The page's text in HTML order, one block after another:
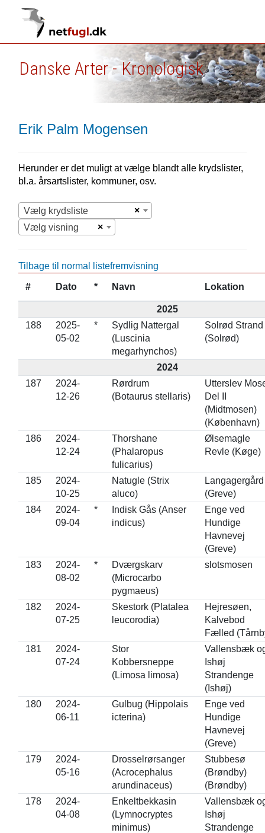
Danske Arter - Kronologisk
Erik Palm Mogensen
Herunder er det muligt at vælge blandt alle krydslister,
bl.a. årsartslister, kommuner, osv.
×
Vælg krydsliste
×
Vælg visning
Tilbage til normal listefremvisning
# Dato * Navn Lokation
2025
188
2025-
05-02
*
Sydlig Nattergal
(Luscinia
megarhynchos)
Solrød Strand
(Solrød)
2024
187
2024-
12-26
Rørdrum
(Botaurus stellaris)
Utterslev
Del II
(Midtmosen)
(København)
186
2024-
12-24
Thorshane
(Phalaropus
fulicarius)
Ølsemagle
Revle (Køge)
185
2024-
10-25
Natugle (Strix
aluco)
Langagergård
(Greve)
184
2024-
09-04
*
Indisk Gås (Anser
indicus)
Enge ved
Hundige
Havnevej
(Greve)
183
2024-
08-02
*
Dværgskarv
(Microcarbo
pygmaeus)
slotsmosen
182
2024-
07-25
Skestork (Platalea
leucorodia)
Hejresøen,
Kalvebod
Fælled
181
2024-
07-24
Stor
Kobbersneppe
(Limosa limosa)
Vallensbæk
Ishøj
Strandenge
(Ishøj)
180
2024-
06-11
Gulbug (Hippolais
icterina)
Enge ved
Hundige
Havnevej
(Greve)
179
2024-
05-16
Drosselrørsanger
(Acrocephalus
arundinaceus)
Stubbesø
(Brøndby)
(Brøndby)
178
2024-
04-08
Enkeltbekkasin
(Lymnocryptes
minimus)
Vallensbæk
Ishøj
Strandenge